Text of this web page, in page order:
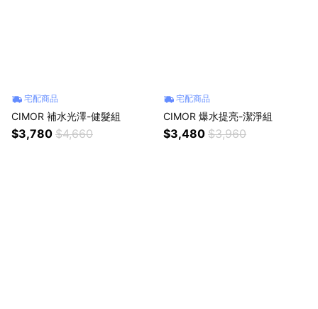
宅配商品
CIMOR 補水光澤-健髮組
$3,780 $4,660
宅配商品
CIMOR 爆水提亮-潔淨組
$3,480 $3,960